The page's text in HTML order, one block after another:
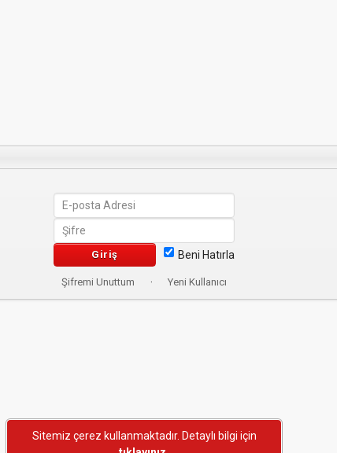
Beni Hatırla
Şifremi Unuttum · Yeni Kullanıcı
Sitemiz çerez kullanmaktadır. Detaylı bilgi için